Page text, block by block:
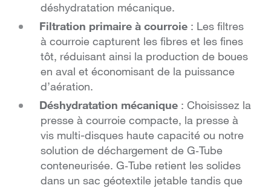
déshydratation mécanique.
Filtration primaire à courroie : Les filtres
à courroie capturent les fibres et les fines
tôt, réduisant ainsi la production de boues
en aval et économisant de la puissance
d’aération.
Déshydratation mécanique : Choisissez la
presse à courroie compacte, la presse à
vis multi-disques haute capacité ou notre
solution de déchargement de G‑Tube
conteneurisée. G‑Tube retient les solides
dans un sac géotextile jetable tandis que